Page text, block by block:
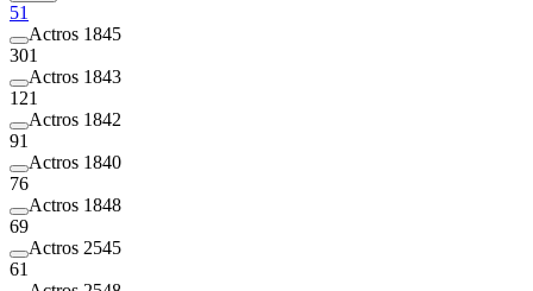
51
Actros 1845
301
Actros 1843
121
Actros 1842
91
Actros 1840
76
Actros 1848
69
Actros 2545
61